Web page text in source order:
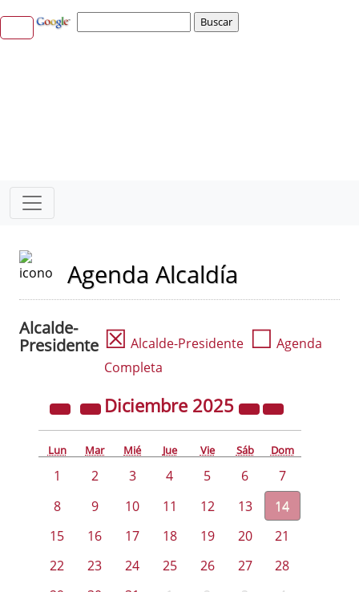
Agenda Alcaldía
Alcalde-
Presidente ☒ Alcalde-Presidente ☐ Agenda
Completa
Diciembre 2025
Lun Mar Mié Jue Vie Sáb Dom
1 2 3 4 5 6
7
8
9 10 11 12 13
14
15
16 17 18 19 20
21
22
23 24 25 26 27
28